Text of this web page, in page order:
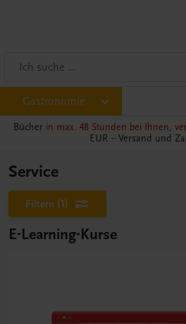
Gastronomie
Bücher in max. 48 Stunden bei Ihnen,
EUR – Versand und
Service
Filtern (1)
E-Learning-Kurse